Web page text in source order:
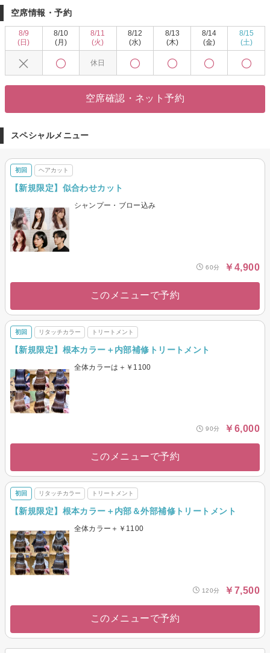
●北原佑妃→emmaときわ台店
※emmaときわ台店は楽天ビューティーのご予約可能です
●川島久美子→ICH・GO大山店
さい
これまでのご愛顧に、心より御礼申し上げます。
スタッフ一同
空席情報・予約
8/9
(日)
8/10
(月)
8/11
(火)
休日
8/12
(水)
8/13
(木)
8/14
(金)
8/15
(土)
空席確認・ネット予約
スペシャルメニュー
初回 ヘアカット
【新規限定】似合わせカット
シャンプー・ブロー込み
60分 ￥4,900
このメニューで予約
初回 リタッチカラー トリートメント
【新規限定】根本カラー＋内部補修トリートメント
全体カラーは＋￥1100
90分 ￥6,000
このメニューで予約
初回 リタッチカラー トリートメント
【新規限定】根本カラー＋内部＆外部補修トリートメント
全体カラー＋￥1100
120分 ￥7,500
このメニューで予約